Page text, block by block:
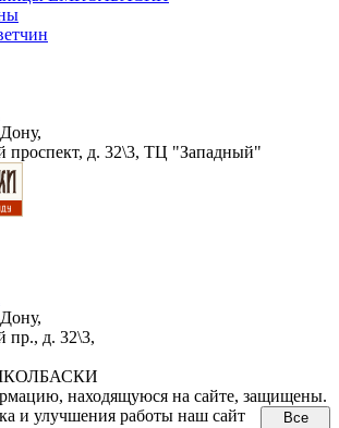
проспект, д. 32\3, ТЦ "Западный"
пр., д. 32\3,
находящуюся на сайте, защищены.
и улучшения работы наш сайт
Все